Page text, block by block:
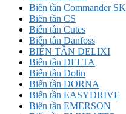
Biến tần Commander SK
Biến tần CS
Biến tần Cutes
Biến tần Danfoss
BIẾN TẦN DELIXI
Biến tần DELTA
Biến tần Dolin
Biến tần DORNA
Biến tần EASYDRIVE
Biến tần EMERSON